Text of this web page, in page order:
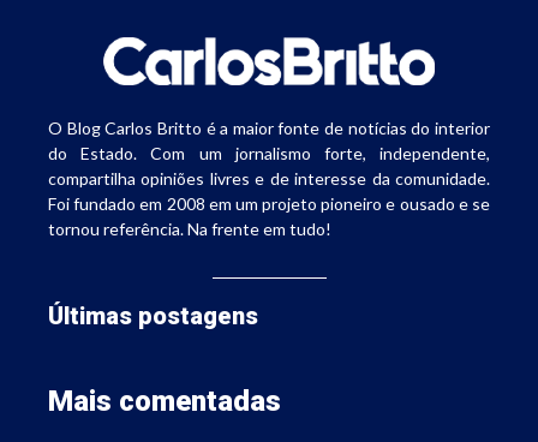
O Blog Carlos Britto é a maior fonte de notícias do interior
do Estado. Com um jornalismo forte, independente,
compartilha opiniões livres e de interesse da comunidade.
Foi fundado em 2008 em um projeto pioneiro e ousado e se
tornou referência. Na frente em tudo!
Últimas postagens
Mais comentadas